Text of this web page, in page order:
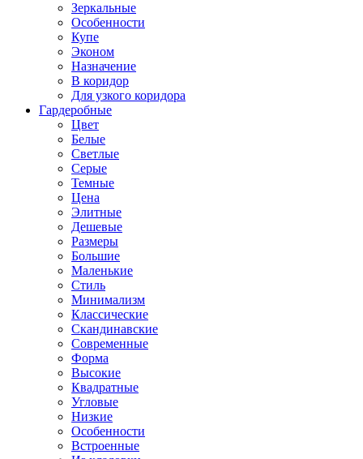
Зеркальные
Особенности
Купе
Эконом
Назначение
В коридор
Для узкого коридора
Гардеробные
Цвет
Белые
Светлые
Серые
Темные
Цена
Элитные
Дешевые
Размеры
Большие
Маленькие
Стиль
Минимализм
Классические
Скандинавские
Современные
Форма
Высокие
Квадратные
Угловые
Низкие
Особенности
Встроенные